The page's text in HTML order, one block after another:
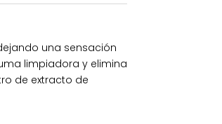
una sensación
limpiadora y elimina
de extracto de